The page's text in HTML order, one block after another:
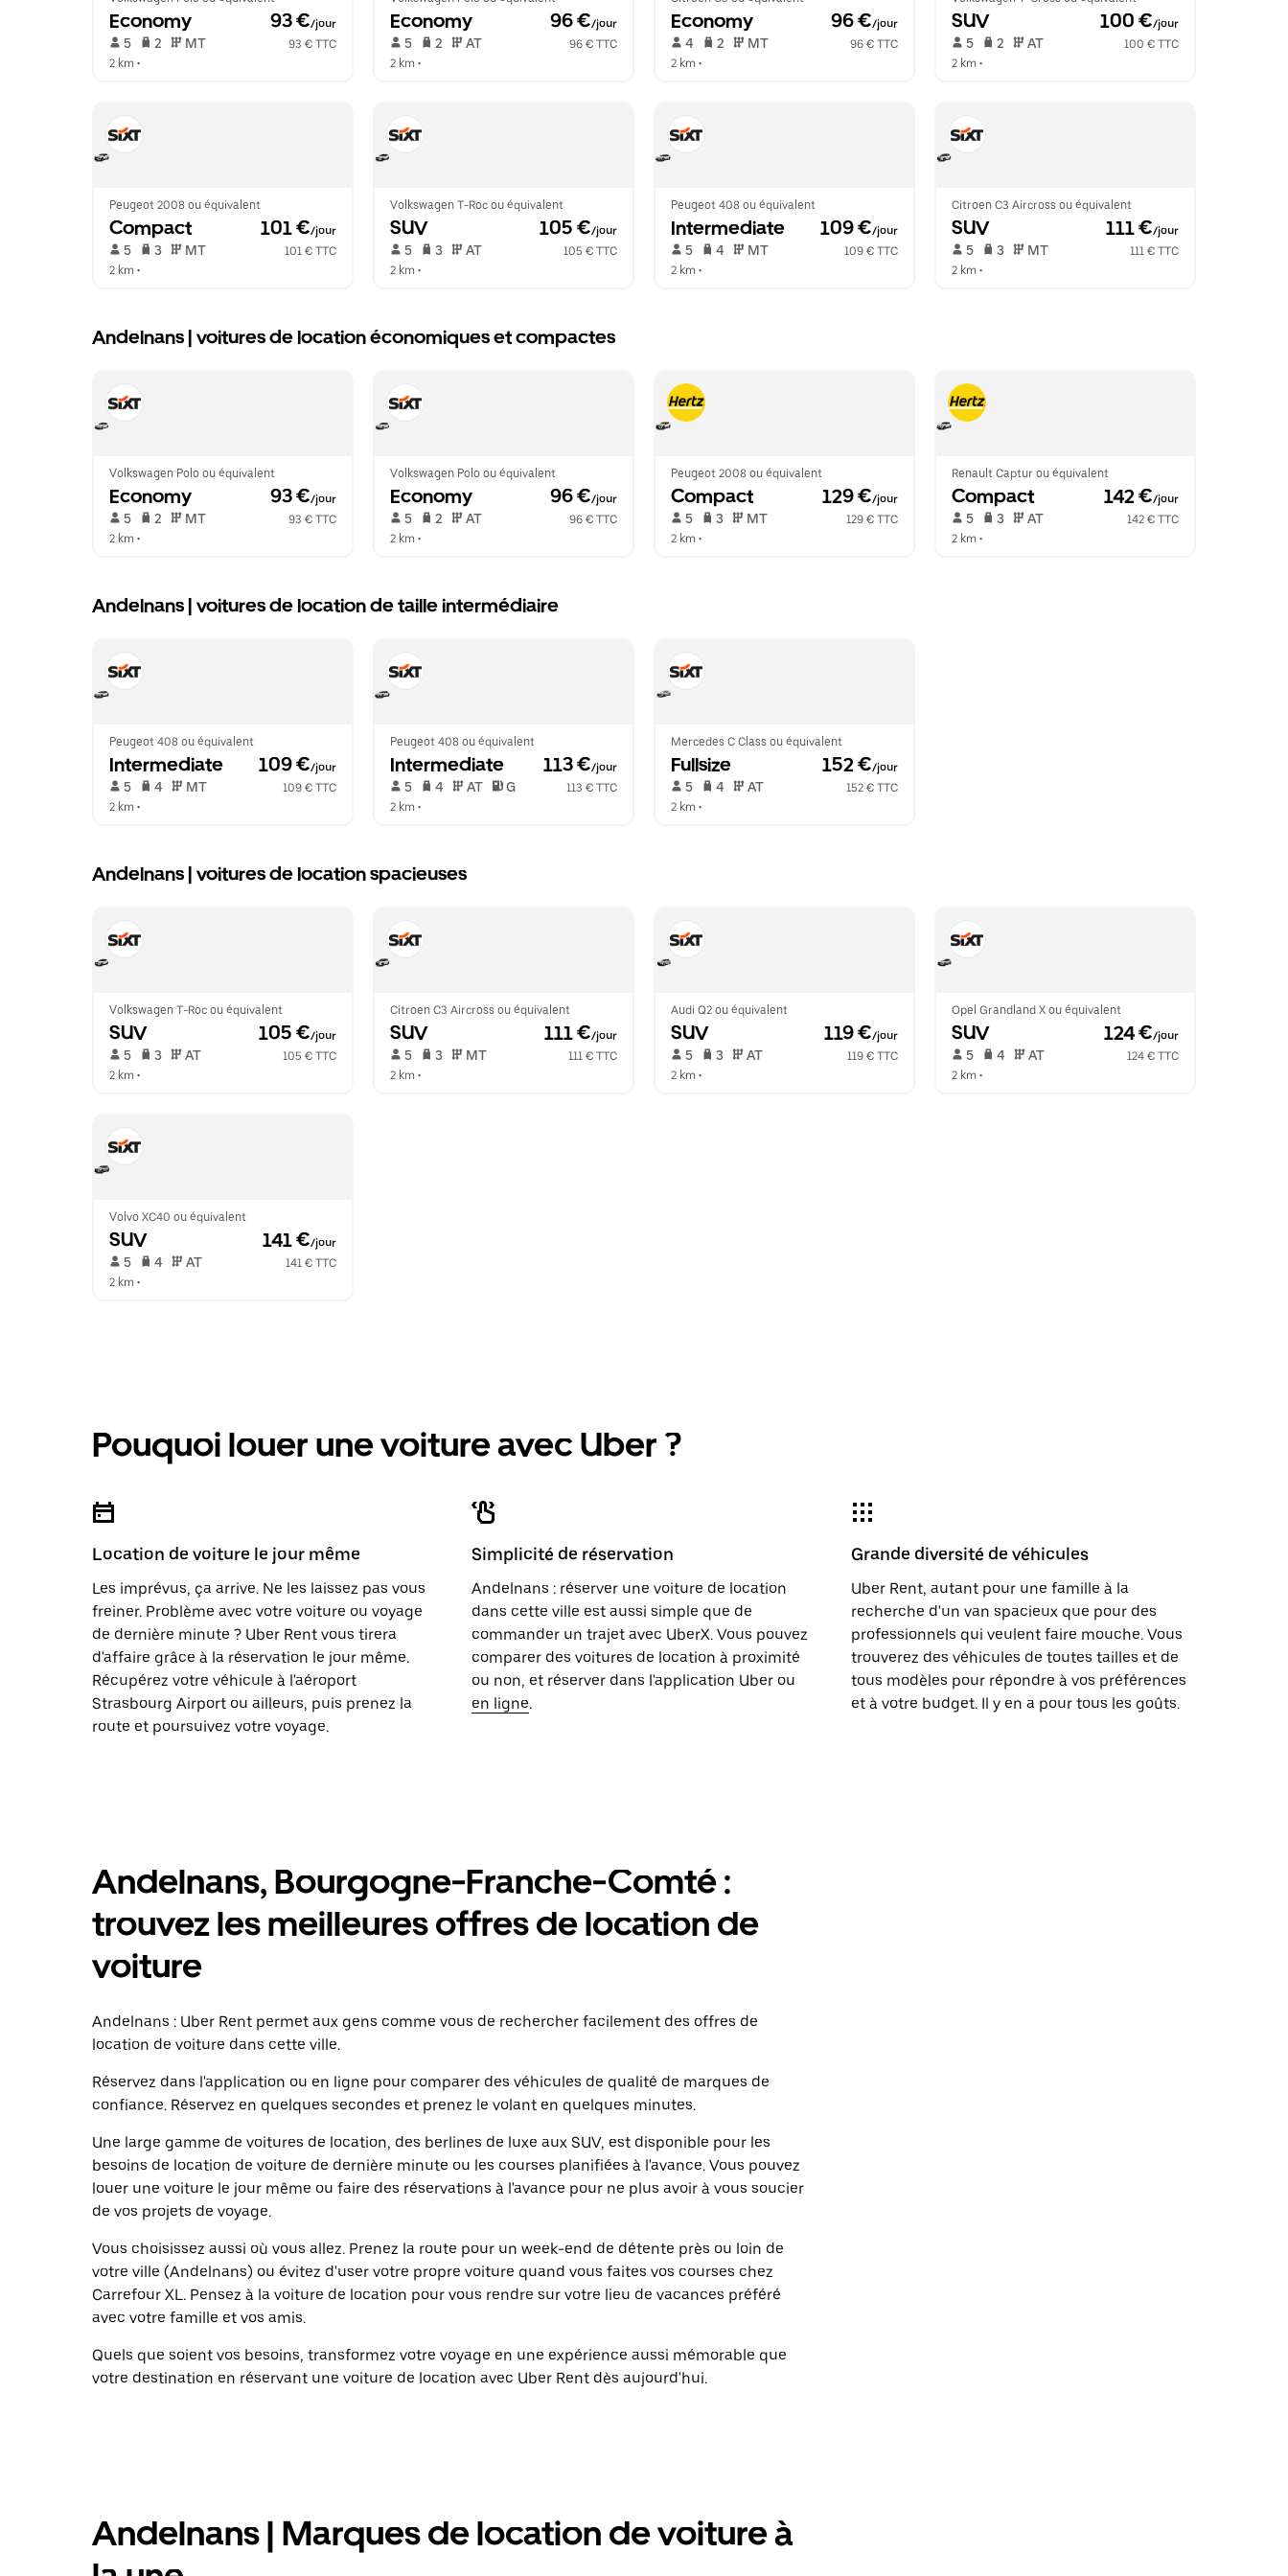
Economy 93 €/jour
5 2 MT
93 € TTC
2 km •
Economy 96 €/jour
5 2 AT
96 € TTC
2 km •
Economy 96 €/jour
4 2 MT
96 € TTC
2 km •
SUV 100 €/jour
5 2 AT
100 € TTC
2 km •
Peugeot 2008 ou équivalent
Compact 101 €/jour
5 3 MT
101 € TTC
2 km •
Volkswagen T-Roc ou équivalent
SUV 105 €/jour
5 3 AT
105 € TTC
2 km •
Peugeot 408 ou équivalent
Intermediate 109 €/jour
5 4 MT
109 € TTC
2 km •
Citroen C3 Aircross ou équivalent
SUV 111 €/jour
5 3 MT
111 € TTC
2 km •
Andelnans | voitures de location économiques et compactes
Volkswagen Polo ou équivalent
Economy 93 €/jour
5 2 MT
93 € TTC
2 km •
Volkswagen Polo ou équivalent
Economy 96 €/jour
5 2 AT
96 € TTC
2 km •
Peugeot 2008 ou équivalent
Compact 129 €/jour
5 3 MT
129 € TTC
2 km •
Renault Captur ou équivalent
Compact 142 €/jour
5 3 AT
142 € TTC
2 km •
Andelnans | voitures de location de taille intermédiaire
Peugeot 408 ou équivalent
Intermediate 109 €/jour
5 4 MT
109 € TTC
2 km •
Peugeot 408 ou équivalent
Intermediate 113 €/jour
5 4 AT G
113 € TTC
2 km •
Mercedes C Class ou équivalent
Fullsize 152 €/jour
5 4 AT
152 € TTC
2 km •
Andelnans | voitures de location spacieuses
Volkswagen T-Roc ou équivalent
SUV 105 €/jour
5 3 AT
105 € TTC
2 km •
Citroen C3 Aircross ou équivalent
SUV 111 €/jour
5 3 MT
111 € TTC
2 km •
Audi Q2 ou équivalent
SUV 119 €/jour
5 3 AT
119 € TTC
2 km •
Opel Grandland X ou équivalent
SUV 124 €/jour
5 4 AT
124 € TTC
2 km •
Volvo XC40 ou équivalent
SUV 141 €/jour
5 4 AT
141 € TTC
2 km •
Pouquoi louer une voiture avec Uber ?
Location de voiture le jour même
Les imprévus, ça arrive. Ne les laissez pas vous
freiner. Problème avec votre voiture ou voyage
de dernière minute ? Uber Rent vous tirera
d'affaire grâce à la réservation le jour même.
Récupérez votre véhicule à l'aéroport
Strasbourg Airport ou ailleurs, puis prenez la
route et poursuivez votre voyage.
Simplicité de réservation
Andelnans : réserver une voiture de location
dans cette ville est aussi simple que de
commander un trajet avec UberX. Vous pouvez
comparer des voitures de location à proximité
ou non, et réserver dans l'application Uber ou
en ligne.
Grande diversité de véhicules
Uber Rent, autant pour une famille à la
recherche d'un van spacieux que pour des
professionnels qui veulent faire mouche. Vous
trouverez des véhicules de toutes tailles et de
tous modèles pour répondre à vos préférences
et à votre budget. Il y en a pour tous les goûts.
Andelnans, Bourgogne-Franche-Comté :
trouvez les meilleures offres de location de
voiture
Andelnans : Uber Rent permet aux gens comme vous de rechercher facilement des offres de
location de voiture dans cette ville.
Réservez dans l'application ou en ligne pour comparer des véhicules de qualité de marques de
confiance. Réservez en quelques secondes et prenez le volant en quelques minutes.
Une large gamme de voitures de location, des berlines de luxe aux SUV, est disponible pour les
besoins de location de voiture de dernière minute ou les courses planifiées à l'avance. Vous pouvez
louer une voiture le jour même ou faire des réservations à l'avance pour ne plus avoir à vous soucier
de vos projets de voyage.
Vous choisissez aussi où vous allez. Prenez la route pour un week-end de détente près ou loin de
votre ville (Andelnans) ou évitez d'user votre propre voiture quand vous faites vos courses chez
Carrefour XL. Pensez à la voiture de location pour vous rendre sur votre lieu de vacances préféré
avec votre famille et vos amis.
Quels que soient vos besoins, transformez votre voyage en une expérience aussi mémorable que
votre destination en réservant une voiture de location avec Uber Rent dès aujourd'hui.
Andelnans | Marques de location de voiture à